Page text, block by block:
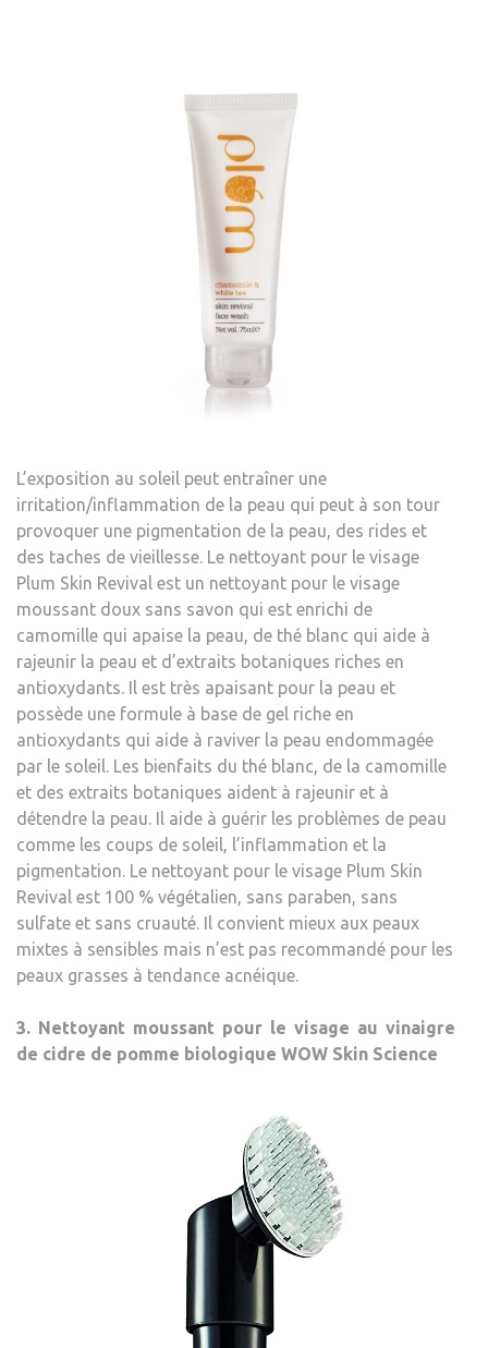
L’exposition au soleil peut entraîner une
irritation/inflammation de la peau qui peut à son tour
provoquer une pigmentation de la peau, des rides et
des taches de vieillesse. Le nettoyant pour le visage
Plum Skin Revival est un nettoyant pour le visage
moussant doux sans savon qui est enrichi de
camomille qui apaise la peau, de thé blanc qui aide à
rajeunir la peau et d’extraits botaniques riches en
antioxydants. Il est très apaisant pour la peau et
possède une formule à base de gel riche en
antioxydants qui aide à raviver la peau endommagée
par le soleil. Les bienfaits du thé blanc, de la camomille
et des extraits botaniques aident à rajeunir et à
détendre la peau. Il aide à guérir les problèmes de peau
comme les coups de soleil, l’inflammation et la
pigmentation. Le nettoyant pour le visage Plum Skin
Revival est 100 % végétalien, sans paraben, sans
sulfate et sans cruauté. Il convient mieux aux peaux
mixtes à sensibles mais n’est pas recommandé pour les
peaux grasses à tendance acnéique.
3. Nettoyant moussant pour le visage au vinaigre
de cidre de pomme biologique WOW Skin Science